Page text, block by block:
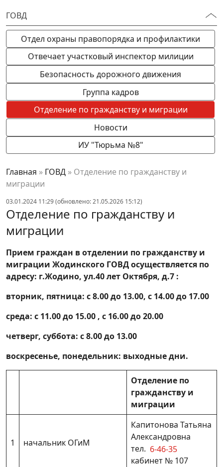
Главная » ГОВД » Отделение по гражданству и
миграции
03.01.2024 11:29 (обновлено: 21.05.2026 15:12)
Отделение по гражданству и
миграции
Прием граждан в отделении по гражданству и
миграции Жодинского ГОВД осуществляется по
адресу: г.Жодино, ул.40 лет Октября, д.7 :
вторник, пятница: с 8.00 до 13.00, с 14.00 до 17.00
среда: с 11.00 до 15.00 , с 16.00 до 20.00
четверг, суббота: с 8.00 до 13.00
воскресенье, понедельник: выходные дни.
Отделение по
гражданству и
миграции
1 начальник ОГиМ
Капитонова Татьяна
Александровна
тел. 6-46-35
кабинет № 107
ГОВД
Отдел охраны правопорядка и профилактики
Отвечает участковый инспектор милиции
Безопасность дорожного движения
Группа кадров
Отделение по гражданству и миграции
Новости
ИУ "Тюрьма №8"